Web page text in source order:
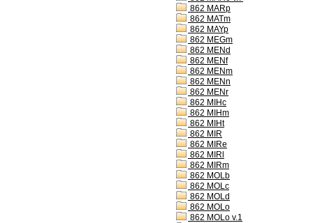
862 MARp
862 MATm
862 MAYp
862 MEGm
862 MENd
862 MENf
862 MENm
862 MENn
862 MENr
862 MIHc
862 MIHm
862 MIHt
862 MIR
862 MIRe
862 MIRl
862 MIRm
862 MOLb
862 MOLc
862 MOLd
862 MOLo
862 MOLo v.1